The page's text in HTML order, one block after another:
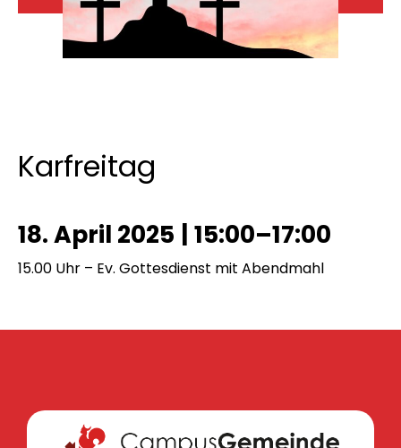
Karfreitag
18. April 2025 | 15:00–17:00
15.00 Uhr – Ev. Gottesdienst mit Abendmahl